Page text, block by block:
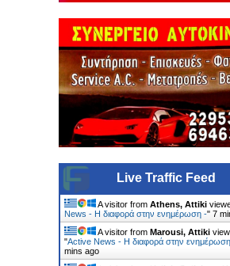
Live Traffic Feed
A visitor from Athens, Attiki
News - Η διαφορά στην ενημέρωση -" 7
A visitor from Marousi, Attiki
"Active News - Η διαφορά στην
mins ago